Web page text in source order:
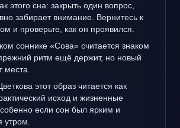
этого сна: закрыть один вопрос,
забирает внимание. Вернитесь к
и проверьте, как он проявился.
соннике «Сова» считается знаком
ритм ещё держит, но новый
места.
этот образ читается как
исход и жизненные
если сон был ярким и
утром.